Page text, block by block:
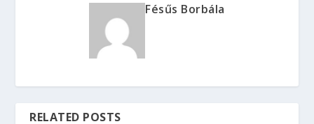
Fésűs Borbála
RELATED POSTS